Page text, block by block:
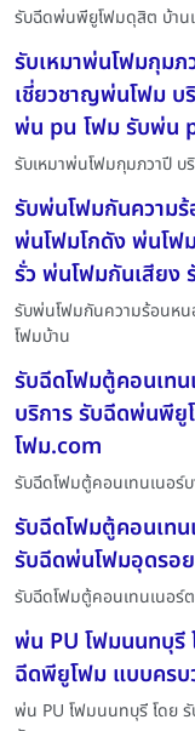
รับฉีดพ่นพียูโฟมดุสิต บ้าน
รับเหมาพ่นโฟมกุม
เชี่ยวชาญพ่นโฟม บ
พ่น pu โฟม รับพ่น
รับเหมาพ่นโฟมกุมภวาปี
รับพ่นโฟมกันความ
พ่นโฟมโกดัง พ่นโฟ
รั่ว พ่นโฟมกันเสียง
รับพ่นโฟมกันความร้อนห
โฟมบ้าน
รับฉีดโฟมตู้คอนเทน
บริการ รับฉีดพ่นพี
โฟม.com
รับฉีดโฟมตู้คอนเทนเนอร์
รับฉีดโฟมตู้คอนเท
รับฉีดพ่นโฟมอุดรอ
รับฉีดโฟมตู้คอนเทนเนอร์
พ่น PU โฟมนนทบุรี
ฉีดพียูโฟม แบบครบ
พ่น PU โฟมนนทบุรี โดย